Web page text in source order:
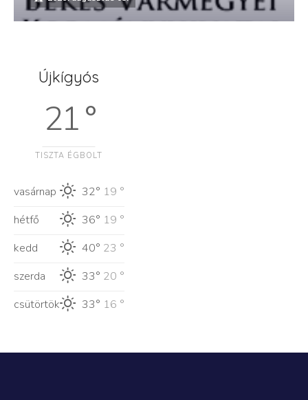
Újkígyós
21 °
TISZTA ÉGBOLT
vasárnap 32° 19 °
hétfő
36° 19 °
kedd
40° 23 °
szerda
33° 20 °
csütörtök
33° 16 °